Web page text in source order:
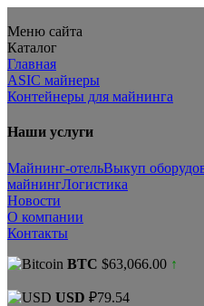
Меню сайта
Каталог
Главная
ASIC майнеры
Контейнеры для майнинга
Наши услуги
Майнинг-отельВыкуп
майнингЛогистика
Новости
О компании
Контакты
BTC $63,066.00 ↑
USD ₽79.54